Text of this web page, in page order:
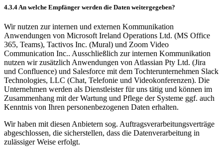
4.3.4 An welche Empfänger werden die Daten weitergegeben?
Wir nutzen zur internen und externen Kommunikation
Anwendungen von Microsoft Ireland Operations Ltd. (MS Office
365, Teams), Tactivos Inc. (Mural) und Zoom Video
Communication Inc.. Ausschließlich zur internen Kommunikation
nutzen wir zusätzlich Anwendungen von Atlassian Pty Ltd. (Jira
und Confluence) und Salesforce mit dem Tochterunternehmen Slack
Technologies, LLC (Chat, Telefonie und Videokonferenzen). Die
Unternehmen werden als Dienstleister für uns tätig und können im
Zusammenhang mit der Wartung und Pflege der Systeme ggf. auch
Kenntnis von Ihren personenbezogenen Daten erhalten.
Wir haben mit diesen Anbietern sog. Auftragsverarbeitungsverträge
abgeschlossen, die sicherstellen, dass die Datenverarbeitung in
zulässiger Weise erfolgt.